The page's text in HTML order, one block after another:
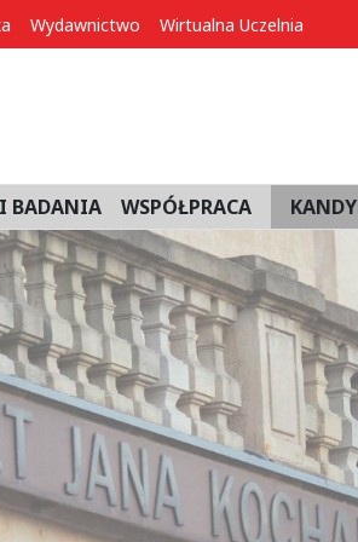
Wydawnictwo Wirtualna Uczelnia
BADANIA WSPÓŁPRACA